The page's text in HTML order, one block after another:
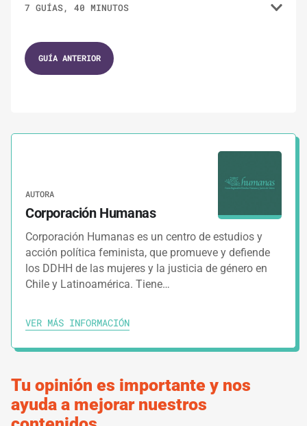
7 GUÍAS, 40 MINUTOS
1. GUÍAS 9 MINUTOS
Glosario Constitucional: A – C
Glosario Constitucional: D
Glosario Constitucional: E – F
4. GUÍAS 6 MINUTOS
Glosario Constitucional: G – N
5. GUÍAS
6. GUÍAS 4 MINUTOS
Glosario Constitucional: R – S
GUÍA ANTERIOR
Tu opinión es importante y nos
ayuda a mejorar nuestros
AUTORA
Corporación Humanas
Corporación Humanas es un centro de estudios y
acción política feminista, que promueve y defiende
los DDHH de las mujeres y la justicia de género en
Chile y Latinoamérica. Tiene…
VER MÁS INFORMACIÓN